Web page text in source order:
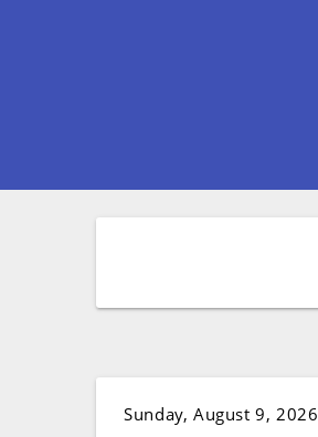
Sunday, August 9, 2026